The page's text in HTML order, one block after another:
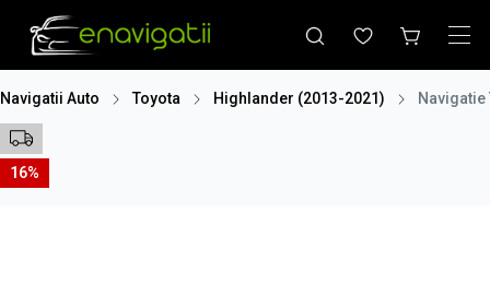
Navigatii Auto Toyota Highlander (2013-2021) Navigatie
16%